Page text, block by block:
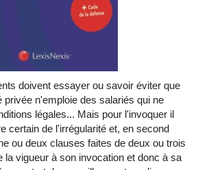
doivent essayer ou savoir éviter que
privée n'emploie des salariés qui ne
légales... Mais pour l'invoquer il
certain de l'irrégularité et, en second
ou deux clauses faites de deux ou trois
la vigueur à son invocation et donc à sa